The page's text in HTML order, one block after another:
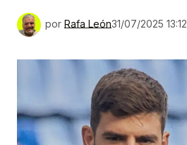
por Rafa León31/07/2025 13:12